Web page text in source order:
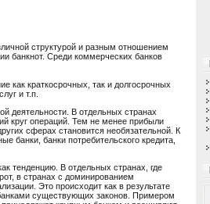
структурой и разным отношением
банкнот. Среди коммерческих банков
как краткосрочных, так и долгосрочных
и т.п.
деятельности. В отдельных странах
круг операций. Тем не менее прибыли
сферах становится необязательной. К
банки, банки потребительского кредита,
тенденцию. В отдельных странах, где
в странах с доминированием
Это происходит как в результате
банками существующих законов. Примером